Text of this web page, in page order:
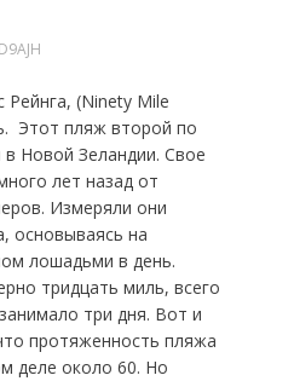
(Ninety Mile
Этот пляж второй по
Новой Зеландии. Свое
лет назад от
Измеряли они
основываясь на
лошадьми в день.
тридцать миль, всего
три дня. Вот и
протяженность пляжа
деле около 60. Но